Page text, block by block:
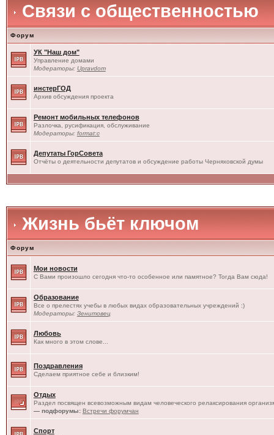
Связи с общественностью
Форум
УК "Наш дом"
Управление домами
Модераторы: Upravdom
инстерГОД
Архив обсуждения проекта
Ремонт мобильных телефонов
Разлочка, русификация, обслуживание
Модераторы: format:c
Депутаты ГорСовета
Отчёты о деятельности депутатов и обсуждение работы Черняховской думы
Жизнь бьёт ключом
Форум
Мои новости
С Вами произошло сегодня что-то особенное или памятное? Тогда Вам сюда!
Образование
Все о прелестях учебы в любых видах образовательных учреждений :)
Модераторы: Зенитовец
Любовь
Как много в этом слове...
Поздравления
Сделаем приятное себе и близким!
Отдых
Раздел посвящен всевозможным видам человеческого релаксирования
— подфорумы: Встречи форумчан
Спорт